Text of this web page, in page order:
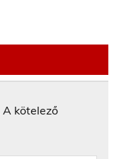
A kötelező